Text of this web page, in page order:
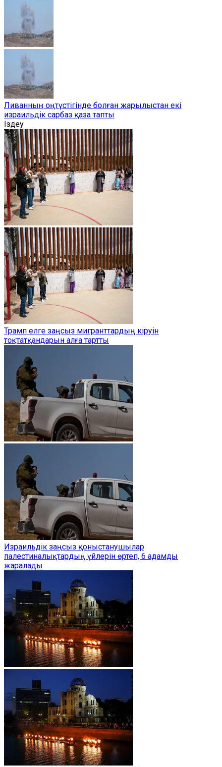
Ливанның оңтүстігінде болған жарылыстан екі
израильдік сарбаз қаза тапты
Іздеу
Трамп елге заңсыз мигранттардың кіруін
тоқтатқандарын алға тартты
Израильдік заңсыз қоныстанушылар
палестиналықтардың үйлерін өртеп, 6 адамды
жаралады